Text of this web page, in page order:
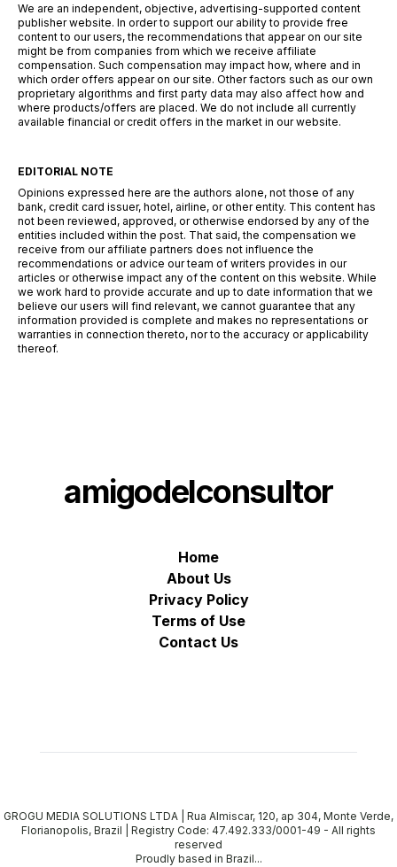
We are an independent, objective, advertising-supported content
publisher website. In order to support our ability to provide free
content to our users, the recommendations that appear on our site
might be from companies from which we receive affiliate
compensation. Such compensation may impact how, where and in
which order offers appear on our site. Other factors such as our own
proprietary algorithms and first party data may also affect how and
where products/offers are placed. We do not include all currently
available financial or credit offers in the market in our website.
EDITORIAL NOTE
Opinions expressed here are the authors alone, not those of any
bank, credit card issuer, hotel, airline, or other entity. This content has
not been reviewed, approved, or otherwise endorsed by any of the
entities included within the post. That said, the compensation we
receive from our affiliate partners does not influence the
recommendations or advice our team of writers provides in our
articles or otherwise impact any of the content on this website. While
we work hard to provide accurate and up to date information that we
believe our users will find relevant, we cannot guarantee that any
information provided is complete and makes no representations or
warranties in connection thereto, nor to the accuracy or applicability
thereof.
amigodelconsultor
Home
About Us
Privacy Policy
Terms of Use
Contact Us
GROGU MEDIA SOLUTIONS LTDA | Rua Almiscar, 120, ap 304, Monte Verde,
Florianopolis, Brazil | Registry Code: 47.492.333/0001-49 - All rights
reserved
Proudly based in Brazil...